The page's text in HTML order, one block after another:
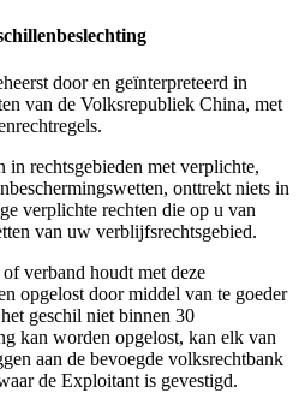
door en geïnterpreteerd in
van de Volksrepubliek China, met
rechtsgebieden met verplichte,
onttrekt niets in
verplichte rechten die op u van
van uw verblijfsrechtsgebied.
verband houdt met deze
opgelost door middel van te goeder
geschil niet binnen 30
kan worden opgelost, kan elk van
aan de bevoegde volksrechtbank
de Exploitant is gevestigd.